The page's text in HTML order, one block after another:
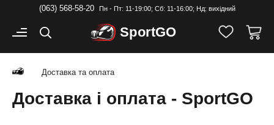
(063) 568-58-20 Пн - Пт: 11-19:00; Cб: 11-16:00; Нд: вихідний
SportGO
Доставка та оплата
Доставка і оплата - SportGO